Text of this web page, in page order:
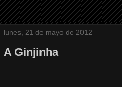
lunes, 21 de mayo de 2012
A Ginjinha